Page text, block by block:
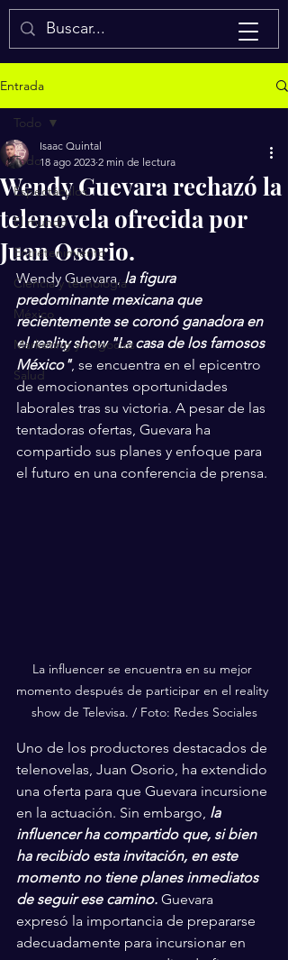
Isaac Quintal
Entrada
Todo
Espectáculos
El mundo
Entretenimiento
Ciencia y tecnología
México
Marketing y negocios
Salud
Todo
Wendy Guevara rechazó la
telenovela ofrecida por
Juan Osorio.
Isaac Quintal
18 ago 2023 2 min de lectura
Wendy Guevara, la figura
predominante mexicana que
recientemente se coronó ganadora en
el reality show "La casa de los famosos
México", se encuentra en el epicentro
de emocionantes oportunidades
laborales tras su victoria. A pesar de las
tentadoras ofertas, Guevara ha
compartido sus planes y enfoque para
el futuro en una conferencia de prensa.
La influencer se encuentra en su mejor
momento después de participar en el reality
show de Televisa. / Foto: Redes Sociales
Uno de los productores destacados de
telenovelas, Juan Osorio, ha extendido
una oferta para que Guevara incursione
en la actuación. Sin embargo, la
influencer ha compartido que, si bien
ha recibido esta invitación, en este
momento no tiene planes inmediatos
de seguir ese camino. Guevara
expresó la importancia de prepararse
adecuadamente para incursionar en